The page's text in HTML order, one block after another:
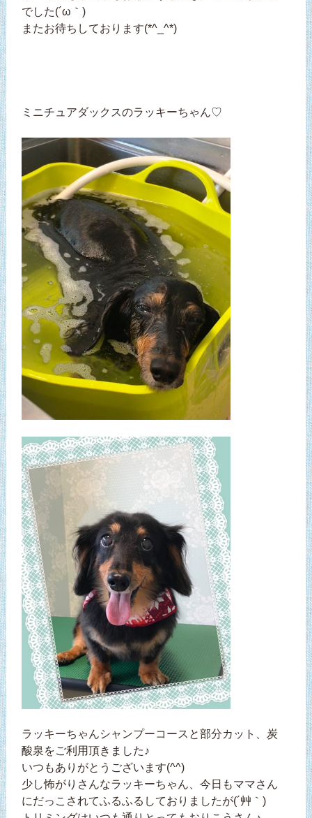
でした(´ω｀)
またお待ちしております(*^_^*)
ミニチュアダックスのラッキーちゃん♡
ラッキーちゃんシャンプーコースと部分カット、炭
酸泉をご利用頂きました♪
いつもありがとうございます(^^)
少し怖がりさんなラッキーちゃん、今日もママさん
にだっこされてふるふるしておりましたが(´艸｀)